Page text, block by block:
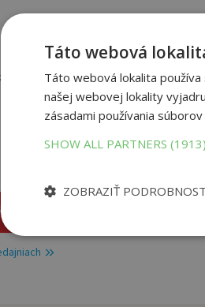
knihe
ktoré sprevádzajú veselé ilustrácie
9788057302933 Počet strán:
Rozmer:
Táto webová
Táto webová lokalita
našej webovej lokality
zásadami používania súborov
SHOW ALL PARTNERS
ZOBRAZIŤ